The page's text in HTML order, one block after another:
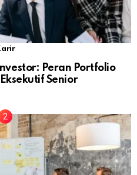
Peran Portfolio
Senior